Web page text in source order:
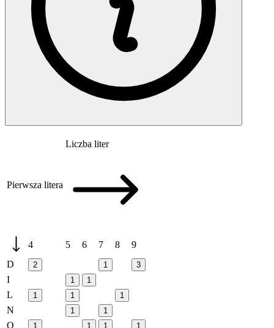
Pierwsza litera
Liczba liter
4 5 6 7 8
9
D
2 1 3
I 1 1
L 1 1 1
N 1 1
O 1 1 1 1